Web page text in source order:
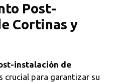
Post-
Cortinas y
instalación de
crucial para garantizar su